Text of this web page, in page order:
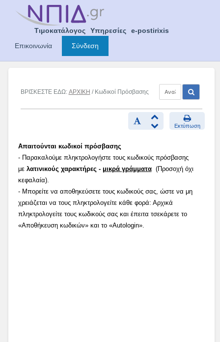
Τιμοκατάλογος Υπηρεσίες
e-postirixis
Επικοινωνία
Σύνδεση
ΒΡΙΣΚΕΣΤΕ ΕΔΩ: ΑΡΧΙΚΗ / Κωδικοί Πρόσβασης
Εκτύπωση
Απαιτούνται κωδικοί πρόσβασης
- Παρακαλούμε πληκτρολογήστε τους κωδικούς πρόσβασης
με λατινικούς χαρακτήρες - μικρά γράμματα(Προσοχή όχι
κεφαλαία).
- Μπορείτε να αποθηκεύσετε τους κωδικούς σας, ώστε να μη
χρειάζεται να τους πληκτρολογείτε κάθε φορά: Αρχικά
πληκτρολογείτε τους κωδικούς σας και έπειτα τσεκάρετε το
«Αποθήκευση κωδικών» και το «Autologin».